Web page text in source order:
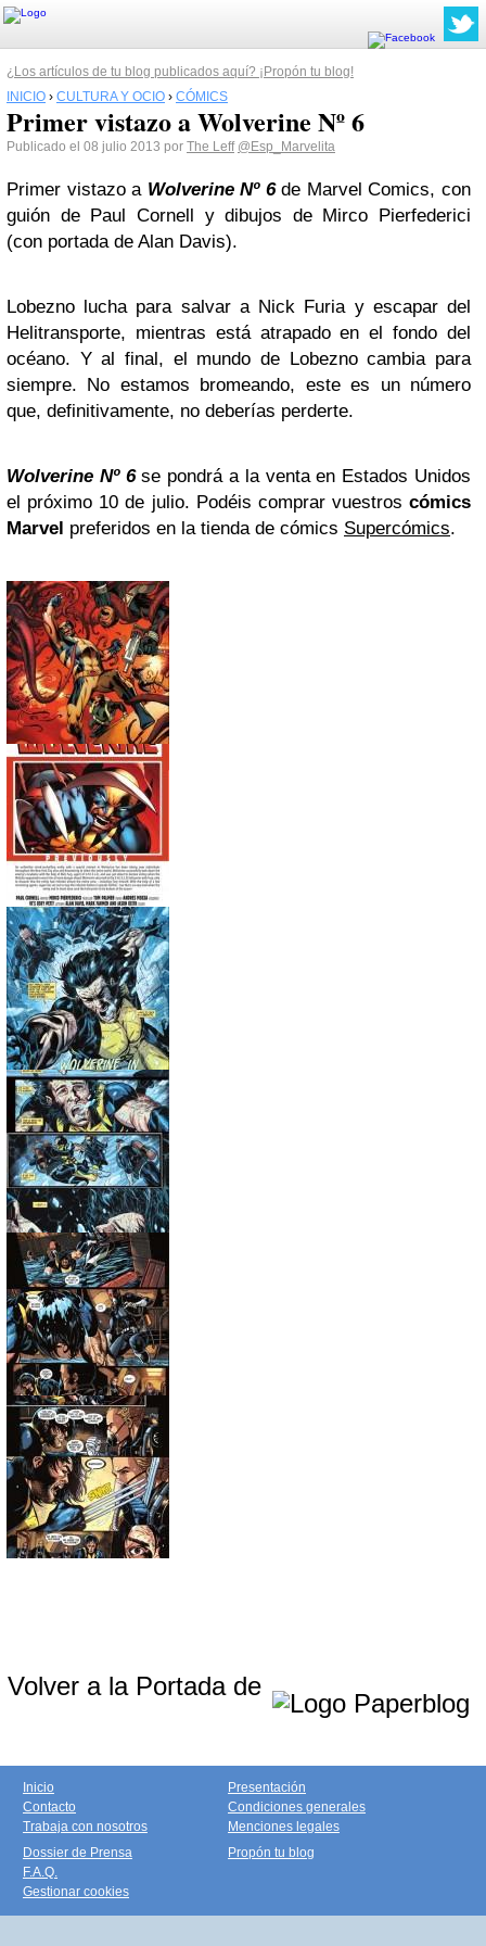
¿Los artículos de tu blog publicados aquí? ¡Propón tu blog!
INICIO › CULTURA Y OCIO › CÓMICS
Primer vistazo a Wolverine Nº 6
Publicado el 08 julio 2013 por The Leff @Esp_Marvelita
Primer vistazo a Wolverine Nº 6de Marvel Comics, con
guión de Paul Cornell y dibujos de Mirco Pierfederici
(con portada de Alan Davis).
Lobezno lucha para salvar a Nick Furia y escapar del
Helitransporte, mientras está atrapado en el fondo del
océano. Y al final, el mundo de Lobezno cambia para
siempre. No estamos bromeando, este es un número
que, definitivamente, no deberías perderte.
Wolverine Nº 6se pondrá a la venta en Estados Unidos
el próximo 10 de julio. Podéis comprar vuestros cómics
Marvel preferidos en la tienda de cómics Supercómics.
Volver a la Portada de
Inicio
Contacto
Trabaja con nosotros
Presentación
Condiciones generales
Menciones legales
Dossier de Prensa
F.A.Q.
Gestionar cookies
Propón tu blog